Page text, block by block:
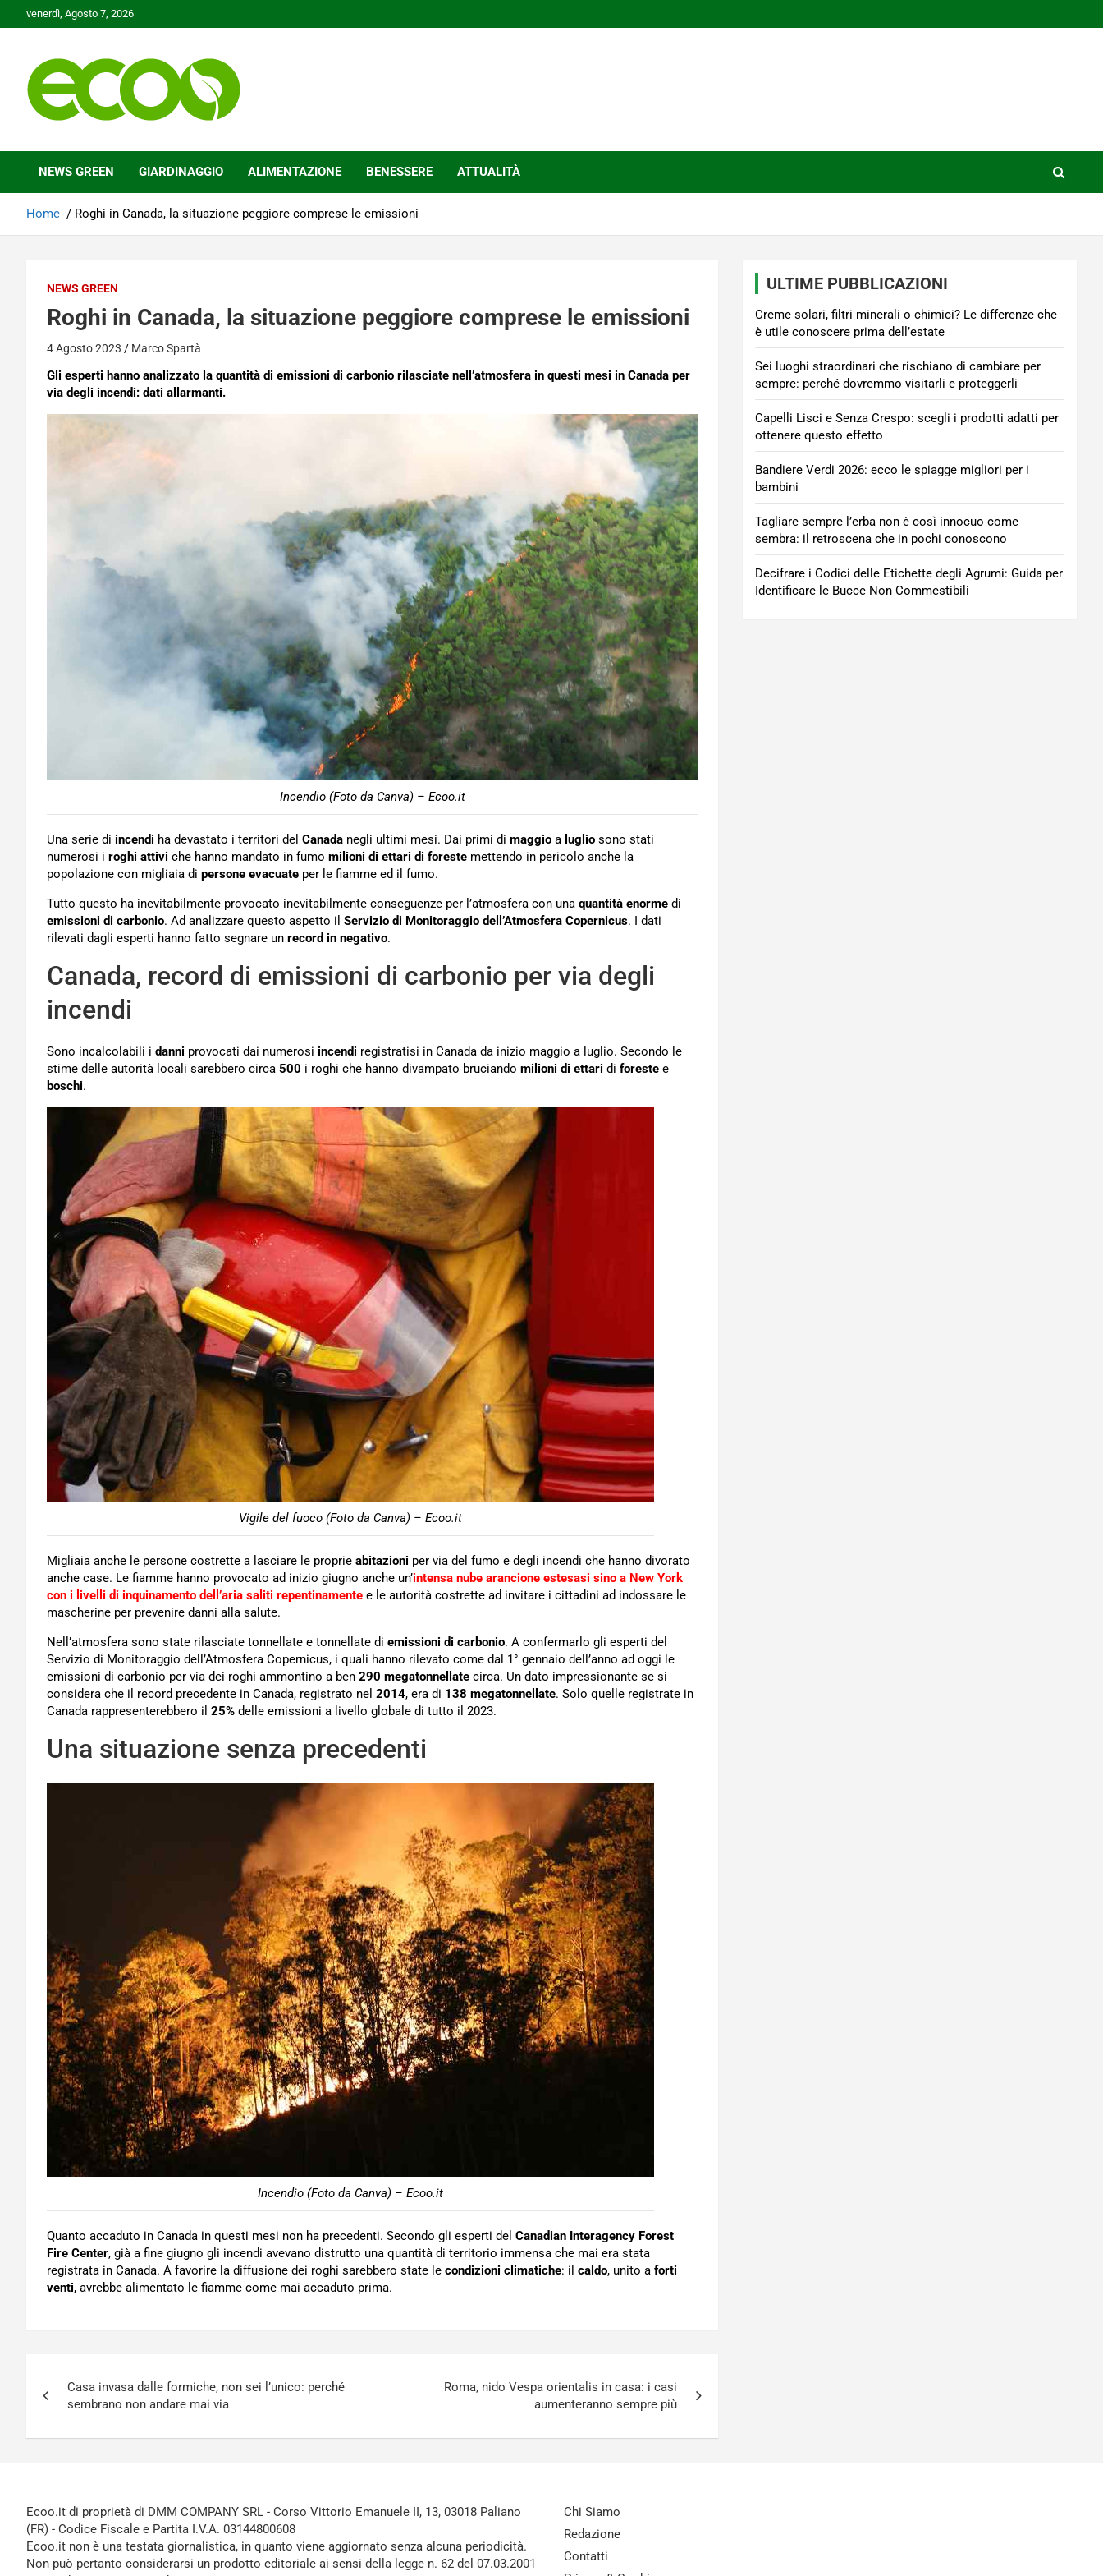
to
venerdì, Agosto 7, 2026
Ecoo.it
NEWS GREEN GIARDINAGGIO ALIMENTAZIONE BENESSERE ATTUALITÀ
Home Roghi in Canada, la situazione peggiore comprese le emissioni
NEWS GREEN
Roghi in Canada, la situazione peggiore comprese le emissioni
4 Agosto 2023 Marco Spartà
Gli esperti hanno analizzato la quantità di emissioni di carbonio rilasciate nell’atmosfera in questi mesi in Canada per
via degli incendi: dati allarmanti.
Incendio (Foto da Canva) – Ecoo.it
Una serie di incendi ha devastato i territori del Canada negli ultimi mesi. Dai primi di maggio a luglio sono stati
numerosi i roghi attivi che hanno mandato in fumo milioni di ettari di foreste mettendo in pericolo anche la
popolazione con migliaia di persone evacuate per le fiamme ed il fumo.
Tutto questo ha inevitabilmente provocato inevitabilmente conseguenze per l’atmosfera con una quantità enorme di
emissioni di carbonio. Ad analizzare questo aspetto il Servizio di Monitoraggio dell’Atmosfera Copernicus. I dati
rilevati dagli esperti hanno fatto segnare un record in negativo.
Canada, record di emissioni di carbonio per via degli
incendi
Sono incalcolabili i danni provocati dai numerosi incendi registratisi in Canada da inizio maggio a luglio. Secondo le
stime delle autorità locali sarebbero circa 500 i roghi che hanno divampato bruciando milioni di ettari di foreste e
boschi.
Vigile del fuoco (Foto da Canva) – Ecoo.it
Migliaia anche le persone costrette a lasciare le proprie abitazioni per via del fumo e degli incendi che hanno divorato
anche case. Le fiamme hanno provocato ad inizio giugno anche un’intensa nube arancione estesasi sino a New York
con i livelli di inquinamento dell’aria saliti repentinamente e le autorità costrette ad invitare i cittadini ad indossare le
mascherine per prevenire danni alla salute.
Nell’atmosfera sono state rilasciate tonnellate e tonnellate di emissioni di carbonio. A confermarlo gli esperti del
Servizio di Monitoraggio dell’Atmosfera Copernicus, i quali hanno rilevato come dal 1° gennaio dell’anno ad oggi le
emissioni di carbonio per via dei roghi ammontino a ben 290 megatonnellate circa. Un dato impressionante se si
considera che il record precedente in Canada, registrato nel 2014, era di 138 megatonnellate. Solo quelle registrate in
Canada rappresenterebbero il 25% delle emissioni a livello globale di tutto il 2023.
Una situazione senza precedenti
Incendio (Foto da Canva) – Ecoo.it
Quanto accaduto in Canada in questi mesi non ha precedenti. Secondo gli esperti del Canadian Interagency Forest
Fire Center, già a fine giugno gli incendi avevano distrutto una quantità di territorio immensa che mai era stata
registrata in Canada. A favorire la diffusione dei roghi sarebbero state le condizioni climatiche: il caldo, unito a forti
venti, avrebbe alimentato le fiamme come mai accaduto prima.
articoli
Casa invasa dalle formiche, non sei l’unico: perché
sembrano non andare mai via
Roma, nido Vespa orientalis in casa: i casi
aumenteranno sempre più
ULTIME PUBBLICAZIONI
Creme solari, filtri minerali o chimici? Le differenze che
è utile conoscere prima dell’estate
Sei luoghi straordinari che rischiano di cambiare per
sempre: perché dovremmo visitarli e proteggerli
Capelli Lisci e Senza Crespo: scegli i prodotti adatti per
ottenere questo effetto
Bandiere Verdi 2026: ecco le spiagge migliori per i
bambini
Tagliare sempre l’erba non è così innocuo come
sembra: il retroscena che in pochi conoscono
Decifrare i Codici delle Etichette degli Agrumi: Guida per
Identificare le Bucce Non Commestibili
Ecoo.it di proprietà di DMM COMPANY SRL - Corso Vittorio Emanuele II, 13, 03018 Paliano
(FR) - Codice Fiscale e Partita I.V.A. 03144800608
Ecoo.it non è una testata giornalistica, in quanto viene aggiornato senza alcuna periodicità.
Non può pertanto considerarsi un prodotto editoriale ai sensi della legge n. 62 del 07.03.2001
Chi Siamo
Redazione
Contatti